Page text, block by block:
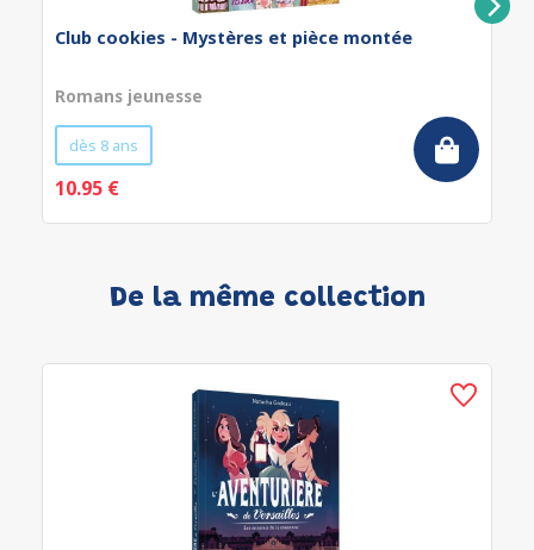
Club cookies - Mystères et pièce montée
Romans jeunesse
dès 8 ans
10.95 €
De la même collection